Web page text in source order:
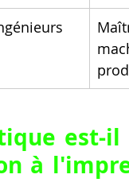
est-
à